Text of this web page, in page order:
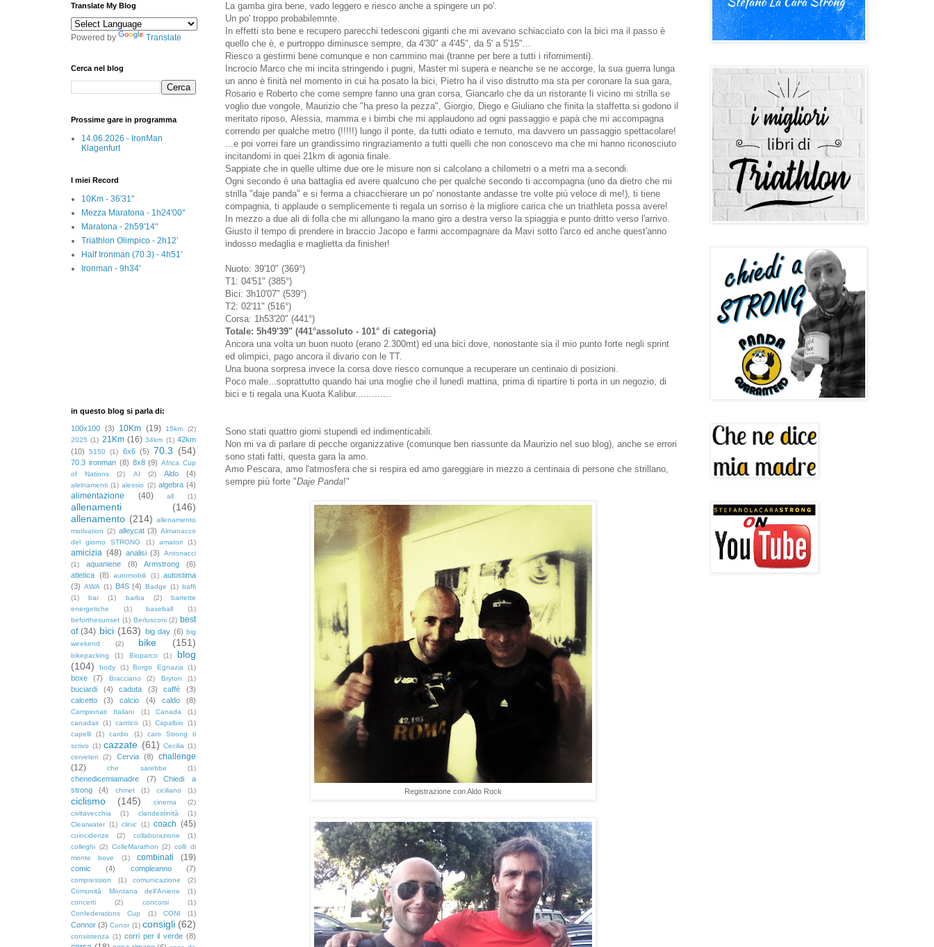
La gamba gira bene, vado leggero e riesco anche a spingere un po'.
Un po' troppo probabilemnte.
In effetti sto bene e recupero parecchi tedesconi giganti che mi avevano schiacciato con la bici ma il passo è
quello che è, e purtroppo diminusce sempre, da 4'30" a 4'45", da 5' a 5'15"...
Riesco a gestirmi bene comunque e non cammino mai (tranne per bere a tutti i rifornimenti).
Incrocio Marco che mi incita stringendo i pugni, Master mi supera e neanche se ne accorge, la sua guerra lunga
un anno è finità nel momento in cui ha posato la bici, Pietro ha il viso distrutto ma sta per coronare la sua gara,
Rosario e Roberto che come sempre fanno una gran corsa, Giancarlo che da un ristorante lì vicino mi strilla se
voglio due vongole, Maurizio che "ha preso la pezza", Giorgio, Diego e Giuliano che finita la staffetta si godono il
meritato riposo, Alessia, mamma e i bimbi che mi applaudono ad ogni passaggio e papà che mi accompagna
correndo per qualche metro (!!!!!) lungo il ponte, da tutti odiato e temuto, ma davvero un passaggio spettacolare!
...e poi vorrei fare un grandissimo ringraziamento a tutti quelli che non conoscevo ma che mi hanno riconosciuto
incitandomi in quei 21km di agonia finale.
Sappiate che in quelle ultime due ore le misure non si calcolano a chilometri o a metri ma a secondi.
Ogni secondo è una battaglia ed avere qualcuno che per qualche secondo ti accompagna (uno da dietro che mi
strilla "daje panda" e si ferma a chiacchierare un po' nonostante andasse tre volte più veloce di me!), ti tiene
compagnia, ti applaude o semplicemente ti regala un sorriso è la migliore carica che un triathleta possa avere!
In mezzo a due ali di folla che mi allungano la mano giro a destra verso la spiaggia e punto dritto verso l'arrivo.
Giusto il tempo di prendere in braccio Jacopo e farmi accompagnare da Mavi sotto l'arco ed anche quest'anno
indosso medaglia e maglietta da finisher!
Nuoto: 39'10" (369°)
T1: 04'51" (385°)
Bici: 3h10'07" (539°)
T2: 02'11" (516°)
Corsa: 1h53'20" (441°)
Totale: 5h49'39" (441°assoluto - 101° di categoria)
Ancora una volta un buon nuoto (erano 2.300mt) ed una bici dove, nonostante sia il mio punto forte negli sprint
ed olimpici, pago ancora il divario con le TT.
Una buona sorpresa invece la corsa dove riesco comunque a recuperare un centinaio di posizioni.
Poco male...soprattutto quando hai una moglie che il lunedì mattina, prima di ripartire ti porta in un negozio, di
bici e ti regala una Kuota Kalibur.............
Sono stati quattro giorni stupendi ed indimenticabili.
Non mi va di parlare di pecche organizzative (comunque ben riassunte da Maurizio nel suo blog), anche se errori
sono stati fatti, questa gara la amo.
Amo Pescara, amo l'atmosfera che si respira ed amo gareggiare in mezzo a centinaia di persone che strillano,
sempre più forte "Daje Panda!"
Registrazione con Aldo Rock
Translate My Blog
Powered by Translate
Cerca nel blog
Prossime gare in programma
14.06.2026 - IronMan
Klagenfurt
I miei Record
10Km - 36'31"
Mezza Maratona - 1h24'00"
Maratona - 2h59'14"
Triathlon Olimpico - 2h12'
Half Ironman (70.3) - 4h51'
Ironman - 9h34'
in questo blog si parla di:
100x100 (3) 10Km (19) 15km
(2)
2025 (1) 21Km (16) 34km (1) 42km
(10)
5150 (1) 6x6 (5) 70.3 (54)
70.3 ironman (8) 8x8 (9) Africa Cup
of Nations
(2) AI (2) Aldo (4)
alelnamenti (1) alessio (2) algebra (4)
alimentazione (40) all (1)
allenamenti
(146)
allenamento (214) allenamento
motivation (2) alleycat (3) Almanacco
del giorno STRONG
(1) amatori (1)
amicizia (48) analisi (3)
Antonacci
(1)
aquaniene (8) Armstrong
(6)
atletica (8) automobili (1) autostima
(3) AWA (1) B4S (4) Badge (1) baffi
(1)
bar (1) barba (2)
barrette
energetiche
(1) baseball
(1)
beforthesunset (1) Berlusconi (2) best
of (34) bici (163) big day (6) big
weekend
(2) bike (151)
bikepacking (1) Bioparco (1)
blog
(104)
body (1) Borgo Egnazia (1)
boxe (7) Bracciano (2) Bryton (1)
buciardi (4) caduta (3) caffè
(3)
calcetto
(3) calcio (4) caldo (8)
Campionati Italiani (1) Canada
(1)
canadair (1) cantico (1) Capalbio
(1)
capelli
(1) cardio (1)
caro Strong ti
scrivo (1) cazzate (61) Cecilia (1)
cerveteri
(2) Cervia (8)
challenge
(12)
che sarebbe (1)
chenedicemiamadre (7)
Chiedi a
strong
(4) chmet (1) ciciliano (1)
ciclismo (145) cinema
(2)
civitavecchia
(1) clandestinità
(1)
Clearwater (1) clinic (1) coach (45)
coincidenze (2) collaborazione
(1)
colleghi (2) ColleMarathon (2) colli di
monte bove
(1) combinati (19)
comic (4) compleanno (7)
compression (1) comunicazione
(2)
Comunità Montana dell'Aniene
(1)
concerti
(2) concorsi
(1)
Confederations Cup
(1) CONI (1)
Connor (3) Conor (1) consigli (62)
consistenza (1) corri per il verde (8)